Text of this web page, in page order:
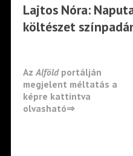
Lajtos Nóra:
költészet
Az Alföldportálján
megjelent méltatás a
képre kattintva
olvasható⇒